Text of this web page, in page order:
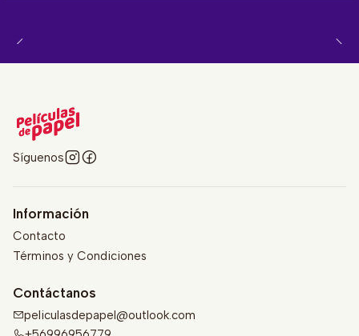
Síguenos
Información
Contacto
Términos y Condiciones
Contáctanos
peliculasdepapel@outlook.com